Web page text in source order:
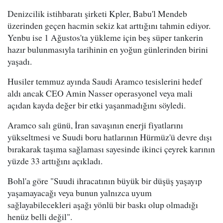
Denizcilik istihbaratı şirketi Kpler, Babu'l Mendeb
üzerinden geçen hacmin sekiz kat arttığını tahmin ediyor.
Yenbu ise 1 Ağustos'ta yükleme için beş süper tankerin
hazır bulunmasıyla tarihinin en yoğun günlerinden birini
yaşadı.
Husiler temmuz ayında Saudi Aramco tesislerini hedef
aldı ancak CEO Amin Nasser operasyonel veya mali
açıdan kayda değer bir etki yaşanmadığını söyledi.
Aramco salı günü, İran savaşının enerji fiyatlarını
yükseltmesi ve Suudi boru hatlarının Hürmüz'ü devre dışı
bırakarak taşıma sağlaması sayesinde ikinci çeyrek karının
yüzde 33 arttığını açıkladı.
Bohl'a göre "Suudi ihracatının büyük bir düşüş yaşayıp
yaşamayacağı veya bunun yalnızca uyum
sağlayabilecekleri aşağı yönlü bir baskı olup olmadığı
henüz belli değil".